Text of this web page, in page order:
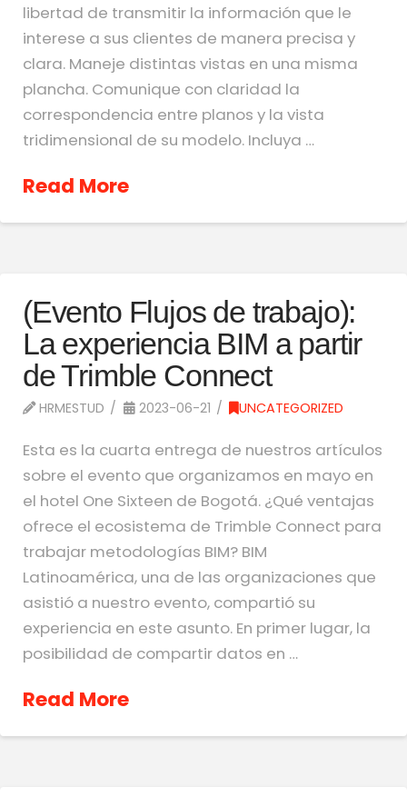
libertad de transmitir la información que le
interese a sus clientes de manera precisa y
clara. Maneje distintas vistas en una misma
plancha. Comunique con claridad la
correspondencia entre planos y la vista
tridimensional de su modelo. Incluya …
Read More
(Evento Flujos de trabajo):
La experiencia BIM a partir
de Trimble Connect
HRMESTUD 2023-06-21 UNCATEGORIZED
Esta es la cuarta entrega de nuestros artículos
sobre el evento que organizamos en mayo en
el hotel One Sixteen de Bogotá. ¿Qué ventajas
ofrece el ecosistema de Trimble Connect para
trabajar metodologías BIM? BIM
Latinoamérica, una de las organizaciones que
asistió a nuestro evento, compartió su
experiencia en este asunto. En primer lugar, la
posibilidad de compartir datos en …
Read More